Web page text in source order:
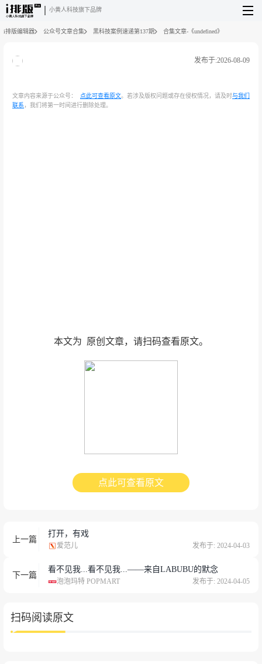
小黄人科技旗下品牌
i排版编辑器 公众号文章合集 黑科技案例速递第137期 合集文章-《undefined》
发布于:2026-08-09
文章内容来源于公众号： 点此可查看原文。若涉及版权问题或存在侵权情况，请及时与我们
联系 ，我们将第一时间进行删除处理。
本文为 原创文章，请扫码查看原文。
点此可查看原文
上一篇
打开，有戏
爱范儿 发布于: 2024-04-03
下一篇
看不见我...看不见我...——来自LABUBU的默念
泡泡玛特 POPMART 发布于: 2024-04-05
扫码阅读原文